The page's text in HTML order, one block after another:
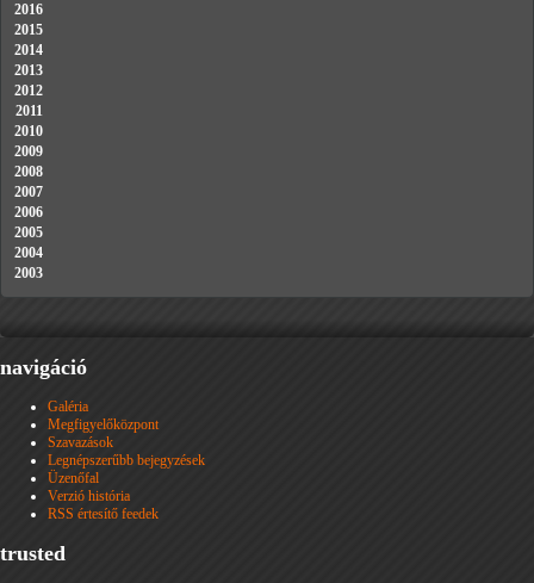
2016
2015
2014
2013
2012
2011
2010
2009
2008
2007
2006
2005
2004
2003
navigáció
Galéria
Megfigyelőközpont
Szavazások
Legnépszerűbb bejegyzések
Üzenőfal
Verzió história
RSS értesítő feedek
trusted